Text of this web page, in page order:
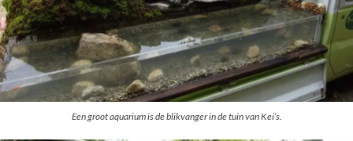
Een groot aquarium is de blikvanger in de tuin van Kei’s.